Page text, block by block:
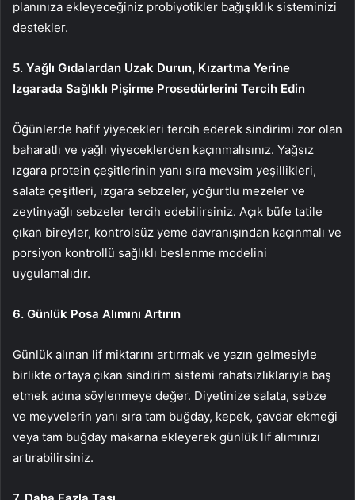
planınıza ekleyeceğiniz probiyotikler bağışıklık sisteminizi
destekler.
5. Yağlı Gıdalardan Uzak Durun, Kızartma Yerine
Izgarada Sağlıklı Pişirme Prosedürlerini Tercih Edin
Öğünlerde hafif yiyecekleri tercih ederek sindirimi zor olan
baharatlı ve yağlı yiyeceklerden kaçınmalısınız. Yağsız
ızgara protein çeşitlerinin yanı sıra mevsim yeşillikleri,
salata çeşitleri, ızgara sebzeler, yoğurtlu mezeler ve
zeytinyağlı sebzeler tercih edebilirsiniz. Açık büfe tatile
çıkan bireyler, kontrolsüz yeme davranışından kaçınmalı ve
porsiyon kontrollü sağlıklı beslenme modelini
uygulamalıdır.
6. Günlük Posa Alımını Artırın
Günlük alınan lif miktarını artırmak ve yazın gelmesiyle
birlikte ortaya çıkan sindirim sistemi rahatsızlıklarıyla baş
etmek adına söylenmeye değer. Diyetinize salata, sebze
ve meyvelerin yanı sıra tam buğday, kepek, çavdar ekmeği
veya tam buğday makarna ekleyerek günlük lif alımınızı
artırabilirsiniz.